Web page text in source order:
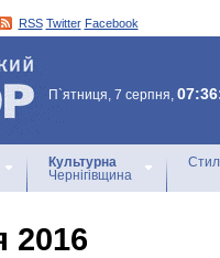
RSS Twitter Facebook
П`ятниця, 7 серпня,
Культурна
Чернігівщина
2016